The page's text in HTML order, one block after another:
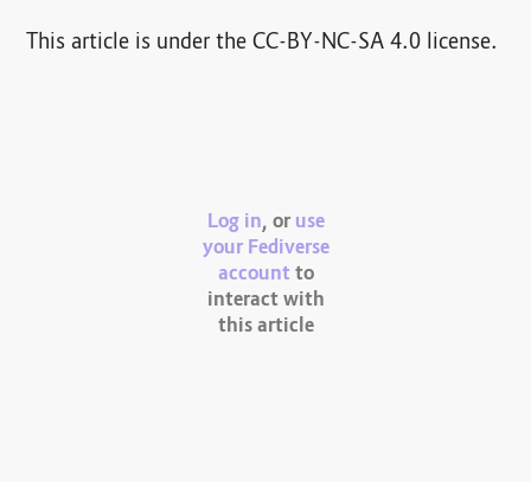
This article is under the CC-BY-NC-SA 4.0 license.
Log in, or use
your Fediverse
account to
interact with
this article